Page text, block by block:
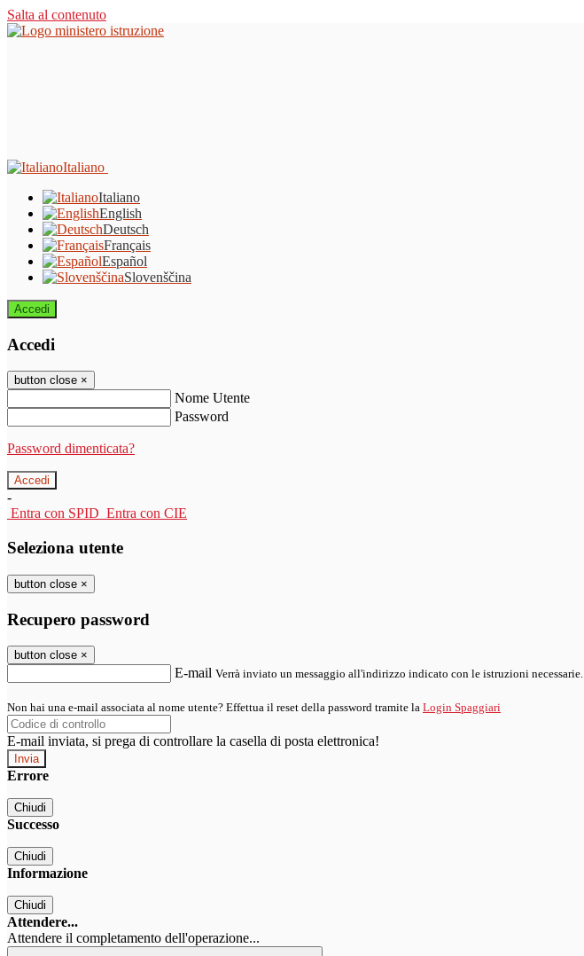
Salta al contenuto
Italiano
Italiano
English
Deutsch
Français
Español
Slovenščina
Accedi
Accedi
button close ×
Nome Utente
Password
Password dimenticata?
-
Entra con SPID Entra con CIE
Seleziona utente
button close ×
Recupero password
button close ×
E-mail Verrà inviato un messaggio all'indirizzo indicato con le istruzioni necessarie.
Non hai una e-mail associata al nome utente? Effettua il reset della password tramite la Login Spaggiari
E-mail inviata, si prega di controllare la casella di posta elettronica!
Errore
Chiudi
Successo
Chiudi
Informazione
Chiudi
Attendere...
Attendere il completamento dell'operazione...